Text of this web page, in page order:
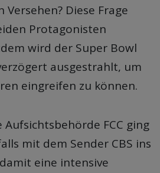
Diese Frage
Protagonisten
wird der Super Bowl
ausgestrahlt, um
eingreifen zu können.
Aufsichtsbehörde FCC ging
mit dem Sender CBS ins
eine intensive